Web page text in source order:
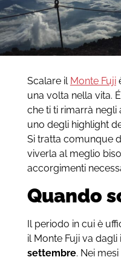
Scalare il Monte Fuji
una volta nella vita.
che ti ti rimarrà negli
uno degli highlight
Si tratta comunque
viverla al meglio
accorgimenti
Quando
Il periodo in cui è
il Monte Fuji va dagli
settembre. Nei